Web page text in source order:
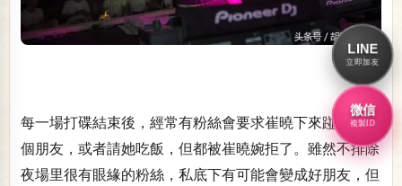
每一場打碟結束後，經常有粉絲會要求崔曉下來踫杯酒交
個朋友，或者請她吃飯，但都被崔曉婉拒了。雖然不排除
夜場里很有眼緣的粉絲，私底下有可能會變成好朋友，但
LINE
立即加友
微信
複製ID